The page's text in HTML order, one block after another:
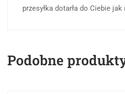
przesyłka dotarła do Ciebie
Podobne